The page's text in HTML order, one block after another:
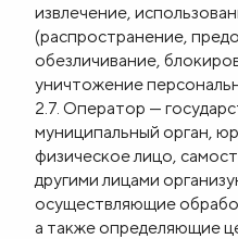
извлечение,
(распространение,
обезличивание,
уничтожение
2.7. Оператор —
муниципальный орган,
физическое лицо,
другими лицами
осуществляющие
а также определяющие